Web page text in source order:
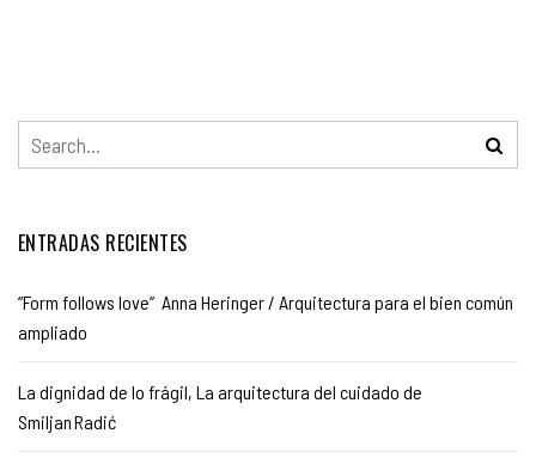
ENTRADAS RECIENTES
“Form follows love” Anna Heringer / Arquitectura para el bien común
ampliado
La dignidad de lo frágil, La arquitectura del cuidado de
Smiljan Radić